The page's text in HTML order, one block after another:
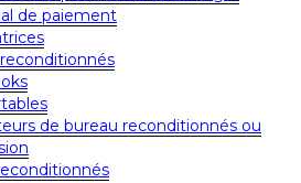
de paiement
de bureau reconditionnés ou